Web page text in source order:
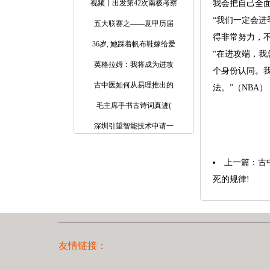
视频丨出发第42次南极考察
五大联赛之——意甲历届
36岁, 她踩着帆布鞋嫁给爱
英格拉姆：我将成为进攻
古中医如何从易理推出的
毛主席手书古诗词真迹(
深圳引望智能技术申请一
我会把自己全
“我们一定会
得非常努力，
“在进攻端，
个身份认同。
法。”（NBA）
上一篇： 古
死的规律!
友情链接：